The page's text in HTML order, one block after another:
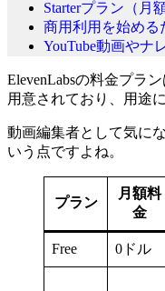
Starterプラン（月
商用利用を始める
YouTube動画やナ
ElevenLabsの料金プラ
用意されており、用途
動画編集者として気に
いう点ですよね。
プラン
月額料
金
Free 0ドル